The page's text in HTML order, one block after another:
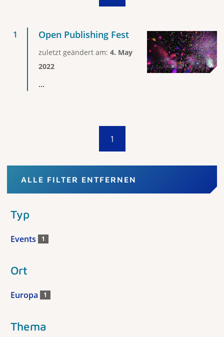
Open Publishing Fest
zuletzt geändert am: 4. May
2022
...
1
ALLE FILTER ENTFERNEN
Typ
Events 1
Ort
Europa 1
Thema